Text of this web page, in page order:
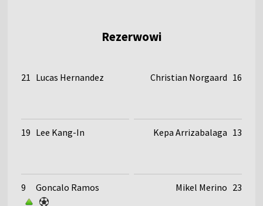
Rezerwowi
21 Lucas Hernandez
19 Lee Kang-In
9 Goncalo Ramos
Christian Norgaard 16
Kepa Arrizabalaga 13
Mikel Merino 23